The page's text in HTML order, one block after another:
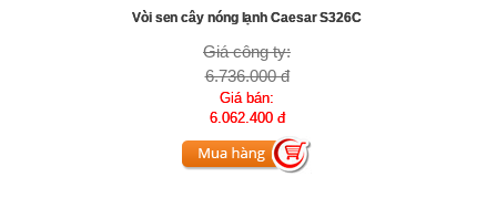
Vòi sen cây nóng lạnh Caesar S326C
Giá công ty:
6.736.000 đ
Giá bán:
6.062.400 đ